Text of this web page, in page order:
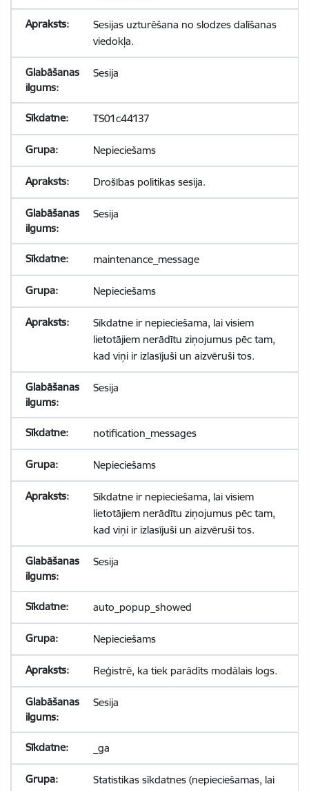
Sesijas uzturēšana no slodzes dalīšanas
viedokļa.
Sesija
TS01c44137
Nepieciešams
Drošības politikas sesija.
Sesija
maintenance_message
Nepieciešams
Sīkdatne ir nepieciešama, lai visiem
lietotājiem nerādītu ziņojumus pēc tam,
kad viņi ir izlasījuši un aizvēruši tos.
Sesija
notification_messages
Nepieciešams
Sīkdatne ir nepieciešama, lai visiem
lietotājiem nerādītu ziņojumus pēc tam,
kad viņi ir izlasījuši un aizvēruši tos.
Sesija
auto_popup_showed
Nepieciešams
Reģistrē, ka tiek parādīts modālais logs.
Sesija
_ga
Statistikas sīkdatnes (nepieciešamas, lai